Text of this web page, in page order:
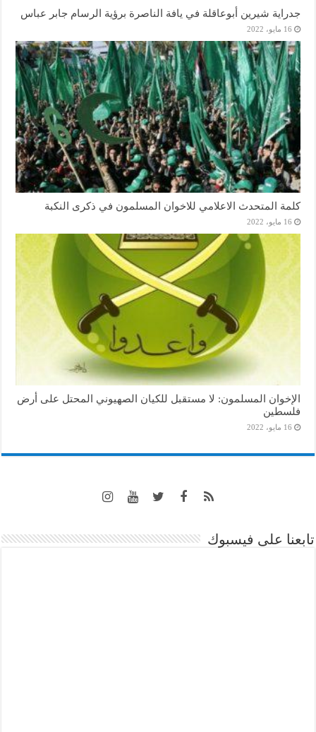
جدراية شيرين أبوعاقلة في يافة الناصرة برؤية الرسام جابر عباس
16 مايو، 2022
كلمة المتحدث الاعلامي للاخوان المسلمون في ذكرى النكبة
16 مايو، 2022
الإخوان المسلمون: لا مستقبل للكيان الصهيوني المحتل على أرض
فلسطين
16 مايو، 2022
تابعنا على فيسبوك